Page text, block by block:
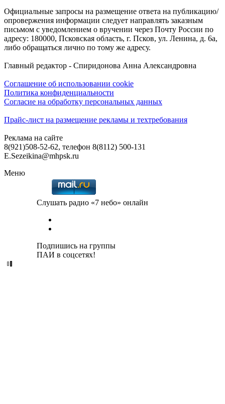
Официальные запросы на размещение ответа на публикацию/
опровержения информации следует направлять заказным
письмом с уведомлением о вручении через Почту России по
адресу: 180000, Псковская область, г. Псков, ул. Ленина, д. 6а,
либо обращаться лично по тому же адресу.
Главный редактор - Спиридонова Анна Александровна
Соглашение об использовании cookie
Политика конфиденциальности
Согласие на обработку персональных данных
Прайс-лист на размещение рекламы и техтребования
Реклама на сайте
8(921)508-52-62, телефон 8(8112) 500-131
E.Sezeikina@mhpsk.ru
Меню
Слушать радио «7 небо» онлайн
Подпишись на группы
ПАИ в соцсетях!